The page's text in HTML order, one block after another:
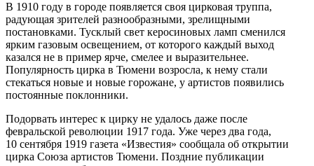
В 1910 году в городе появляется своя цирковая труппа,
радующая зрителей разнообразными, зрелищными
постановками. Тусклый свет керосиновых ламп сменился
ярким газовым освещением, от которого каждый выход
казался не в пример ярче, смелее и выразительнее.
Популярность цирка в Тюмени возросла, к нему стали
стекаться новые и новые горожане, у артистов появились
постоянные поклонники.
Подорвать интерес к цирку не удалось даже после
февральской революции 1917 года. Уже через два года,
10 сентября 1919 газета «Известия» сообщала об открытии
цирка Союза артистов Тюмени. Поздние публикации